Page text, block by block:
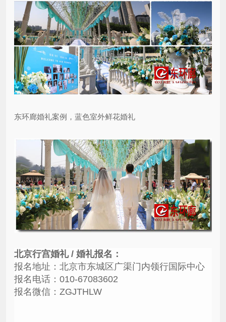
东环廊婚礼案例，蓝色室外鲜花婚礼
北京行宫婚礼 / 婚礼报名：
报名地址：北京市东城区广渠门内领行国际中心
报名电话：010-67083602
报名微信：ZGJTHLW